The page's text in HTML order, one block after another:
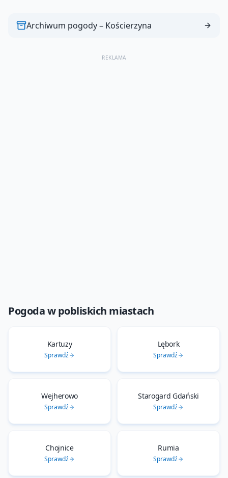
Archiwum pogody – Kościerzyna
REKLAMA
Pogoda w pobliskich miastach
Kartuzy
Sprawdź
Lębork
Sprawdź
Wejherowo
Sprawdź
Starogard Gdański
Sprawdź
Chojnice
Sprawdź
Rumia
Sprawdź